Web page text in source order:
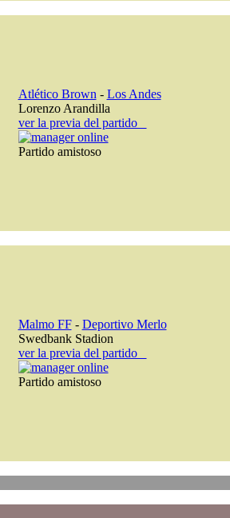
Atlético Brown - Los Andes
Lorenzo Arandilla
ver la previa del partido
Partido amistoso
Malmo FF- Deportivo Merlo
Swedbank Stadion
ver la previa del partido
Partido amistoso